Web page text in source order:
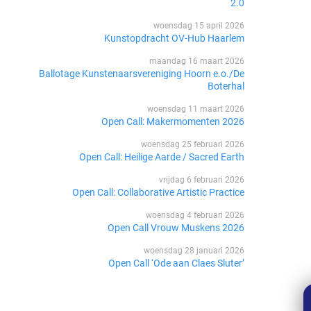
2.0
woensdag 15 april 2026
Kunstopdracht OV-Hub Haarlem
maandag 16 maart 2026
Ballotage Kunstenaarsvereniging Hoorn e.o./De
Boterhal
woensdag 11 maart 2026
Open Call: Makermomenten 2026
woensdag 25 februari 2026
Open Call: Heilige Aarde / Sacred Earth
vrijdag 6 februari 2026
Open Call: Collaborative Artistic Practice
woensdag 4 februari 2026
Open Call Vrouw Muskens 2026
woensdag 28 januari 2026
Open Call ‘Ode aan Claes Sluter’